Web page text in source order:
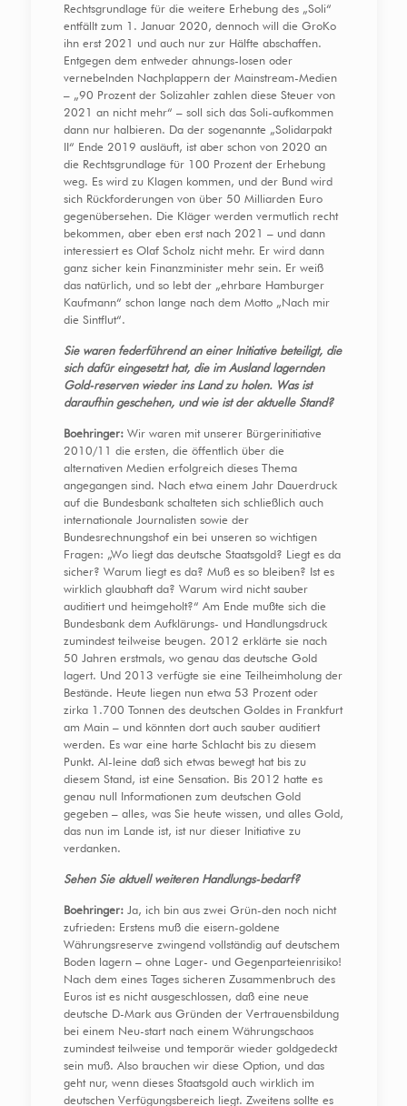
Rechtsgrundlage für die weitere Erhebung des „Soli“
entfällt zum 1. Januar 2020, dennoch will die GroKo
ihn erst 2021 und auch nur zur Hälfte abschaffen.
Entgegen dem entweder ahnungs-losen oder
vernebelnden Nachplappern der Mainstream-Medien
– „90 Prozent der Solizahler zahlen diese Steuer von
2021 an nicht mehr“ – soll sich das Soli-aufkommen
dann nur halbieren. Da der sogenannte „Solidarpakt
II“ Ende 2019 ausläuft, ist aber schon von 2020 an
die Rechtsgrundlage für 100 Prozent der Erhebung
weg. Es wird zu Klagen kommen, und der Bund wird
sich Rückforderungen von über 50 Milliarden Euro
gegenübersehen. Die Kläger werden vermutlich recht
bekommen, aber eben erst nach 2021 – und dann
interessiert es Olaf Scholz nicht mehr. Er wird dann
ganz sicher kein Finanzminister mehr sein. Er weiß
das natürlich, und so lebt der „ehrbare Hamburger
Kaufmann“ schon lange nach dem Motto „Nach mir
die Sintflut“.
Sie waren federführend an einer Initiative beteiligt, die
sich dafür eingesetzt hat, die im Ausland lagernden
Gold-reserven wieder ins Land zu holen. Was ist
daraufhin geschehen, und wie ist der aktuelle Stand?
Boehringer:Wir waren mit unserer Bürgerinitiative
2010/11 die ersten, die öffentlich über die
alternativen Medien erfolgreich dieses Thema
angegangen sind. Nach etwa einem Jahr Dauerdruck
auf die Bundesbank schalteten sich schließlich auch
internationale Journalisten sowie der
Bundesrechnungshof ein bei unseren so wichtigen
Fragen: „Wo liegt das deutsche Staatsgold? Liegt es da
sicher? Warum liegt es da? Muß es so bleiben? Ist es
wirklich glaubhaft da? Warum wird nicht sauber
auditiert und heimgeholt?“ Am Ende mußte sich die
Bundesbank dem Aufklärungs- und Handlungsdruck
zumindest teilweise beugen. 2012 erklärte sie nach
50 Jahren erstmals, wo genau das deutsche Gold
lagert. Und 2013 verfügte sie eine Teilheimholung der
Bestände. Heute liegen nun etwa 53 Prozent oder
zirka 1.700 Tonnen des deutschen Goldes in Frankfurt
am Main – und könnten dort auch sauber auditiert
werden. Es war eine harte Schlacht bis zu diesem
Punkt. Al-leine daß sich etwas bewegt hat bis zu
diesem Stand, ist eine Sensation. Bis 2012 hatte es
genau null Informationen zum deutschen Gold
gegeben – alles, was Sie heute wissen, und alles Gold,
das nun im Lande ist, ist nur dieser Initiative zu
verdanken.
Sehen Sie aktuell weiteren Handlungs-bedarf?
Boehringer:Ja, ich bin aus zwei Grün-den noch nicht
zufrieden: Erstens muß die eisern-goldene
Währungsreserve zwingend vollständig auf deutschem
Boden lagern – ohne Lager- und Gegenparteienrisiko!
Nach dem eines Tages sicheren Zusammenbruch des
Euros ist es nicht ausgeschlossen, daß eine neue
deutsche D-Mark aus Gründen der Vertrauensbildung
bei einem Neu-start nach einem Währungschaos
zumindest teilweise und temporär wieder goldgedeckt
sein muß. Also brauchen wir diese Option, und das
geht nur, wenn dieses Staatsgold auch wirklich im
deutschen Verfügungsbereich liegt. Zweitens sollte es